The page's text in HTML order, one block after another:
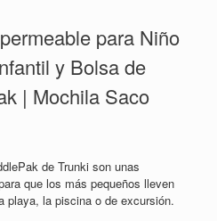
para Niño
y Bolsa de
| Mochila Saco
de Trunki son unas
que los más pequeños lleven
playa, la piscina o de excursión.